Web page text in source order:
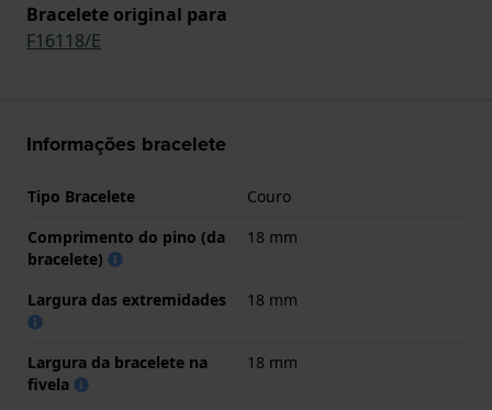
Bracelete original para
F16118/E
Informações bracelete
Tipo Bracelete
Couro
Comprimento do pino (da
bracelete)
18 mm
Largura das extremidades 18 mm
Largura da bracelete na
fivela
18 mm